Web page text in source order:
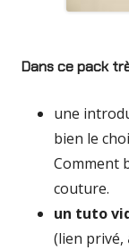
Dans ce pack
une
bien le
Comment
couture.
un tuto
(lien privé,